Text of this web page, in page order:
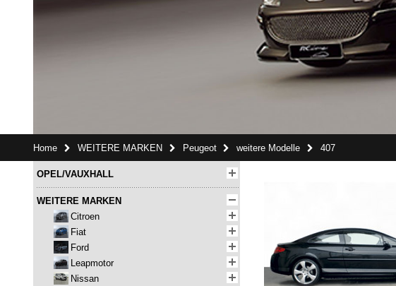
Home WEITERE MARKEN Peugeot weitere Modelle 407
OPEL/VAUXHALL
WEITERE MARKEN
Citroen
Fiat
Ford
Leapmotor
Nissan